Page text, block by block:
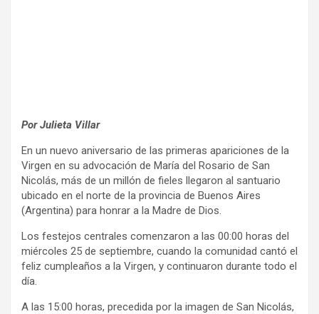
Por Julieta Villar
En un nuevo aniversario de las primeras apariciones de la
Virgen en su advocación de María del Rosario de San
Nicolás, más de un millón de fieles llegaron al santuario
ubicado en el norte de la provincia de Buenos Aires
(Argentina) para honrar a la Madre de Dios.
Los festejos centrales comenzaron a las 00:00 horas del
miércoles 25 de septiembre, cuando la comunidad cantó el
feliz cumpleaños a la Virgen, y continuaron durante todo el
día.
A las 15:00 horas, precedida por la imagen de San Nicolás,